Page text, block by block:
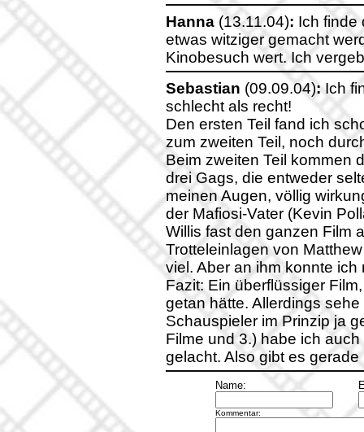
Hanna (13.11.04): Ich finde
etwas witziger gemacht
Kinobesuch wert. Ich
Sebastian (09.09.04):Ich
schlecht als recht!
Den ersten Teil fand ich
zum zweiten Teil, noch
Beim zweiten Teil kommen
drei Gags, die entweder
meinen Augen, völlig
der Mafiosi-Vater (Kevin
Willis fast den ganzen Film
Trotteleinlagen von
viel. Aber an ihm konnte
Fazit: Ein überflüssiger
getan hätte. Allerdings
Schauspieler im Prinzip ja
Filme und 3.) habe ich
gelacht. Also gibt es
Name:
Kommentar: